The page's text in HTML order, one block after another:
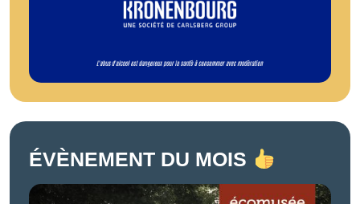
ÉVÈNEMENT DU MOIS